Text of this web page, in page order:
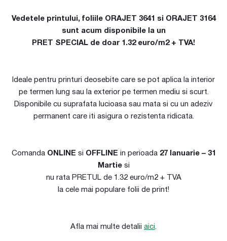
Vedetele printului, foliile ORAJET 3641 si ORAJET 3164
sunt acum disponibile la un
PRET SPECIAL de doar 1.32 euro/m2 + TVA!
Ideale pentru printuri deosebite care se pot aplica la interior
pe termen lung sau la exterior pe termen mediu si scurt.
Disponibile cu suprafata lucioasa sau mata si cu un adeziv
permanent care iti asigura o rezistenta ridicata.
Comanda ONLINE si OFFLINE in perioada 27 Ianuarie – 31
Martiesi
nu rata PRETUL de 1.32 euro/m2 + TVA
la cele mai populare folii de print!
Afla mai multe detalii aici.